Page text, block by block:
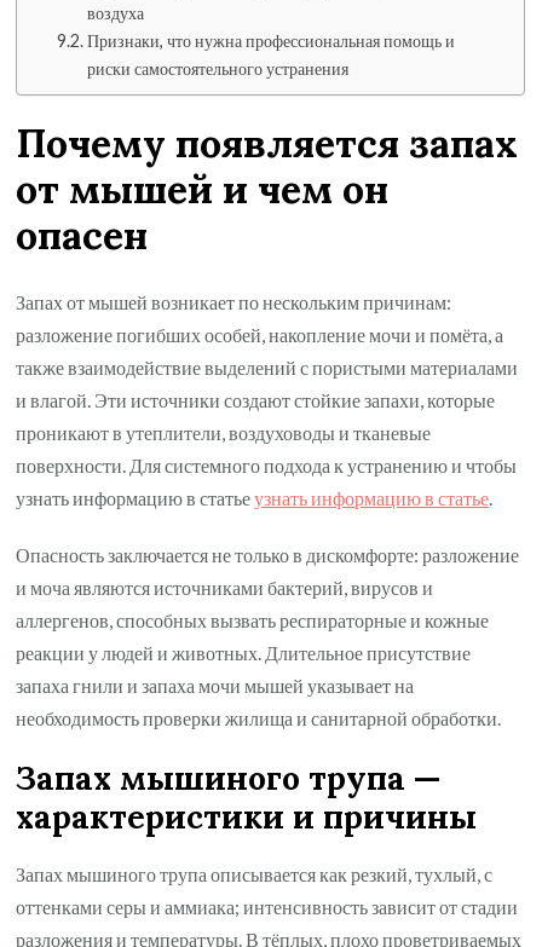
воздуха
Признаки, что нужна профессиональная помощь и
риски самостоятельного устранения
Почему появляется запах
от мышей и чем он
опасен
Запах от мышей возникает по нескольким причинам:
разложение погибших особей, накопление мочи и помёта, а
также взаимодействие выделений с пористыми материалами
и влагой. Эти источники создают стойкие запахи, которые
проникают в утеплители, воздуховоды и тканевые
поверхности. Для системного подхода к устранению и чтобы
узнать информацию в статьеузнать информацию в статье.
Опасность заключается не только в дискомфорте: разложение
и моча являются источниками бактерий, вирусов и
аллергенов, способных вызвать респираторные и кожные
реакции у людей и животных. Длительное присутствие
запаха гнили и запаха мочи мышей указывает на
необходимость проверки жилища и санитарной обработки.
Запах мышиного трупа —
характеристики и причины
Запах мышиного трупа описывается как резкий, тухлый, с
оттенками серы и аммиака; интенсивность зависит от стадии
разложения и температуры. В тёплых, плохо проветриваемых